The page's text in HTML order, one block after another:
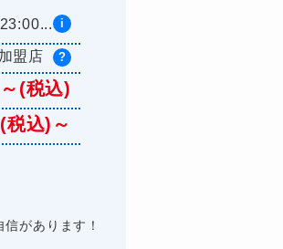
i
盟店 ?
(税込)
税込)～
があります！